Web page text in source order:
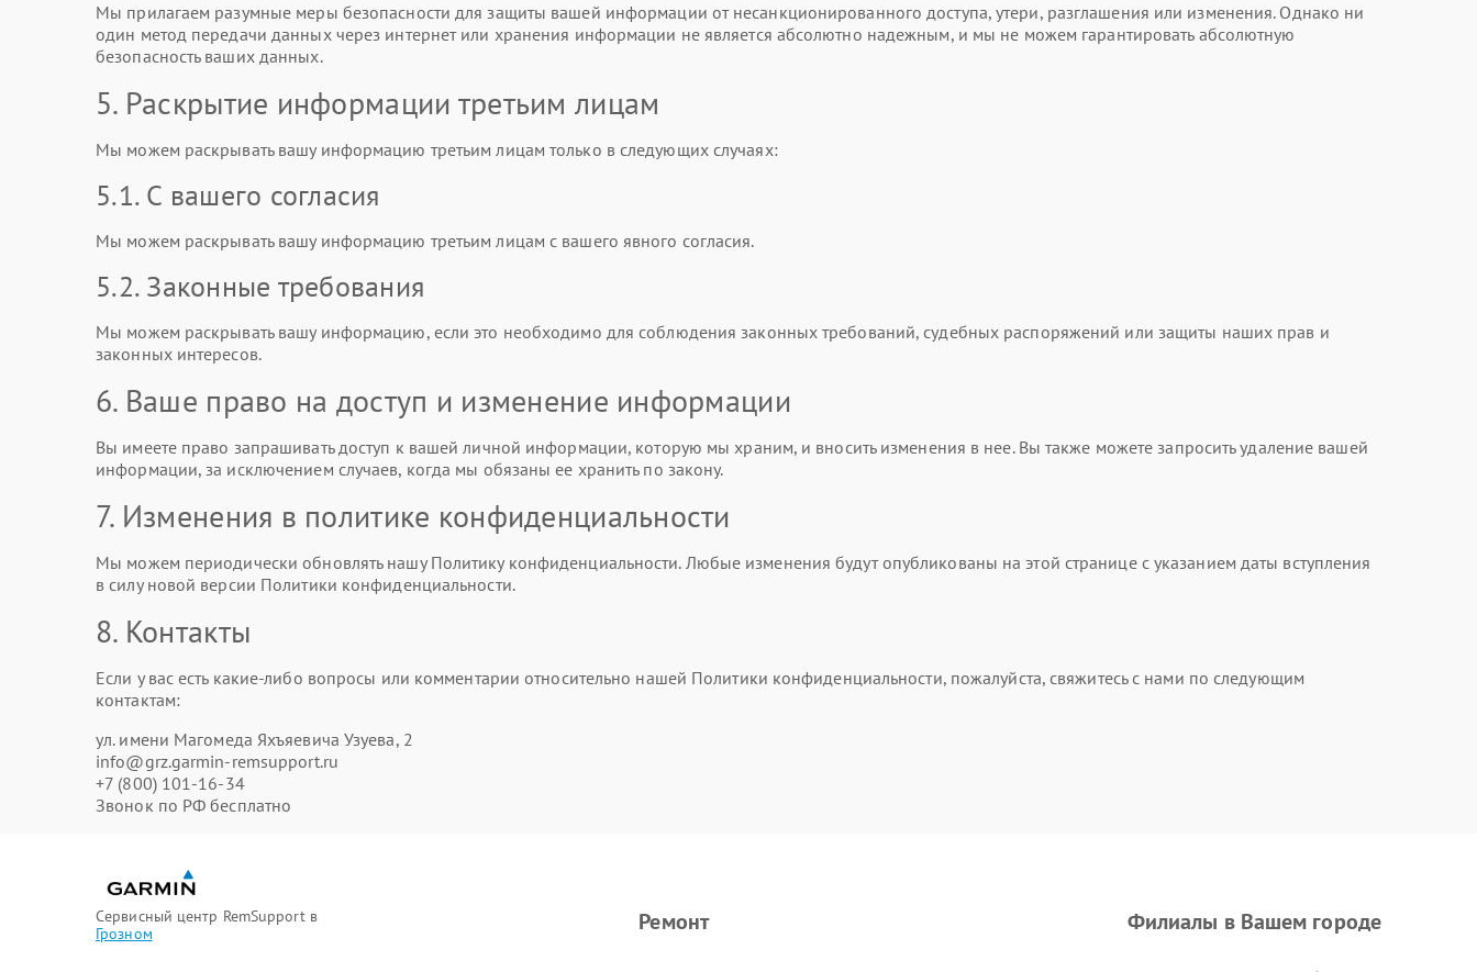
Мы прилагаем разумные меры безопасности для защиты вашей информации от несанкционированного доступа, утери, разглашения или изменения. Однако ни
один метод передачи данных через интернет или хранения информации не является абсолютно надежным, и мы не можем гарантировать абсолютную
безопасность ваших данных.
5. Раскрытие информации третьим лицам
Мы можем раскрывать вашу информацию третьим лицам только в следующих случаях:
5.1. С вашего согласия
Мы можем раскрывать вашу информацию третьим лицам с вашего явного согласия.
5.2. Законные требования
Мы можем раскрывать вашу информацию, если это необходимо для соблюдения законных требований, судебных распоряжений или защиты наших прав и
законных интересов.
6. Ваше право на доступ и изменение информации
Вы имеете право запрашивать доступ к вашей личной информации, которую мы храним, и вносить изменения в нее. Вы также можете запросить удаление вашей
информации, за исключением случаев, когда мы обязаны ее хранить по закону.
7. Изменения в политике конфиденциальности
Мы можем периодически обновлять нашу Политику конфиденциальности. Любые изменения будут опубликованы на этой странице с указанием даты вступления
в силу новой версии Политики конфиденциальности.
8. Контакты
Если у вас есть какие-либо вопросы или комментарии относительно нашей Политики конфиденциальности, пожалуйста, свяжитесь с нами по следующим
контактам:
ул. имени Магомеда Яхъяевича Узуева, 2
info@grz.garmin-remsupport.ru
+7 (800) 101-16-34
Звонок по РФ бесплатно
Сервисный центр RemSupport в
Грозном
Ремонт Филиалы в Вашем городе